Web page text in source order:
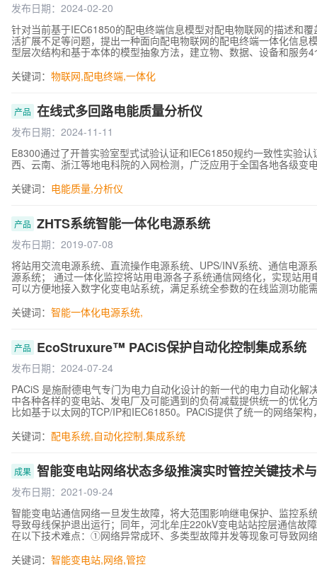
发布日期：2024-02-20
针对当前基于IEC61850的配电终端信息模型对配电物联网的描述和
活扩展不足等问题，提出一种面向配电物联网的配电终端一体化信
型层次结构和基于本体的模型抽象方法，建立物、数据、设备和服
现，能够全力支撑当前配电终端的数字化转型。
关键词： 物联网,配电终端,一体化
产品 在线式多回路电能质量分析仪
发布日期：2024-11-11
E8300通过了开普实验室型式试验认证和IEC61850规约一致性实验
西、云南、浙江等地电科院的入网检测，广泛应用于全国各地各级变
关键词： 电能质量,分析仪
产品 ZHTS系统智能一体化电源系统
发布日期：2019-07-08
将站用交流电源系统、直流操作电源系统、UPS/INV系统、通信电
源系统； 通过一体化监控将站用电源各子系统通信网络化，实现站
可以方便地接入数字化变电站系统，满足系统全参数的在线监测功
关键词： 智能一体化电源系统,
产品 EcoStruxure™ PACiS保护自动化控制集成系统
发布日期：2024-07-24
PACiS 是施耐德电气专门为电力自动化设计的新一代的电力自动化
中各种各样的变电站、发电厂及可能遇到的负荷减载提供统一的优
比如基于以太网的TCP/IP和IEC61850。PACiS提供了统一的网络架
站、风力发电站或输电变电站间隔（如馈线）。其整体结构采用以太
关键词： 配电系统,自动化控制,集成系统
成果 智能变电站网络状态多级推演实时管控关键技术
发布日期：2021-09-24
智能变电站通信网络一旦发生故障，将大范围影响继电保护、监控
导致母线保护退出运行；同年，河北牟庄220kV变电站站控层通信故
在以下技术难点：①网络异常成环、多类型故障并发等现象可导致网
抖动异常直接影响跨间隔保护速动性，但网络链路结点多、业务时
量。④变电站内网络级联关系复杂，现有交换机设备网络拓扑感知深
关键词： 智能变电站,网络,管控